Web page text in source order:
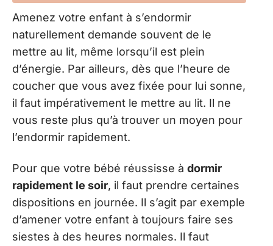
Amenez votre enfant à s’endormir
naturellement demande souvent de le
mettre au lit, même lorsqu’il est plein
d’énergie. Par ailleurs, dès que l’heure de
coucher que vous avez fixée pour lui sonne,
il faut impérativement le mettre au lit. Il ne
vous reste plus qu’à trouver un moyen pour
l’endormir rapidement.
Pour que votre bébé réussisse à dormir
rapidement le soir, il faut prendre certaines
dispositions en journée. Il s’agit par exemple
d’amener votre enfant à toujours faire ses
siestes à des heures normales. Il faut